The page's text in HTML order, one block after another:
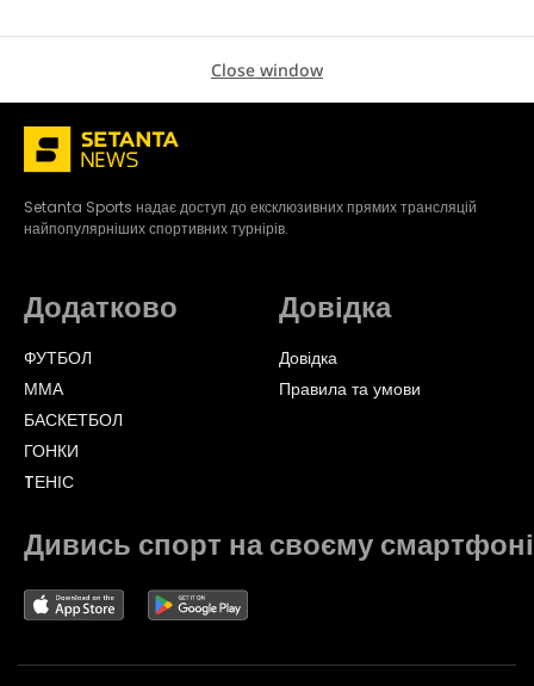
Close window
Setanta Sports надає доступ до ексклюзивних прямих трансляцій
найпопулярніших спортивних турнірів.
Додатково
ФУТБОЛ
ММА
БАСКЕТБОЛ
ГОНКИ
TЕНІС
Довідка
Довідка
Правила та умови
Дивись спорт на своєму смартфоні